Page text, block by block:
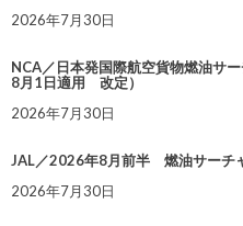
2026年7月30日
NCA／日本発国際航空貨物燃油サ
8月1日適用 改定）
2026年7月30日
JAL／2026年8月前半 燃油サーチ
2026年7月30日